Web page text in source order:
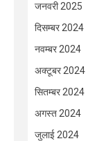
जनवरी 2025
दिसम्बर 2024
नवम्बर 2024
अक्टूबर 2024
सितम्बर 2024
अगस्त 2024
जुलाई 2024